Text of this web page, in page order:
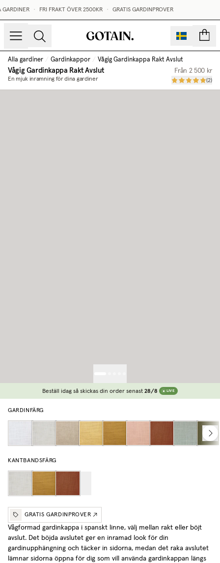
• FRI FRAKT ÖVER 2500KR • GRATIS GARDINPROVER
Alla gardiner / Gardinkappor / Vågig Gardinkappa Rakt Avslut
Vågig Gardinkappa Rakt Avslut
En mjuk inramning för dina gardiner
Från 2 500 kr
(2)
Beställ idag så skickas din order senast 28/8 LIVE
GARDINFÄRG
KANTBANDSFÄRG
GRATIS GARDINPROVER
Vågformad gardinkappa i spanskt linne, välj mellan rakt eller böjt
avslut. Det böjda avslutet ger en inramad look för din
gardinupphängning och täcker in sidorna, medan det raka avslutet
lämnar sidorna öppna för dig som vill använda gardinkappan längs